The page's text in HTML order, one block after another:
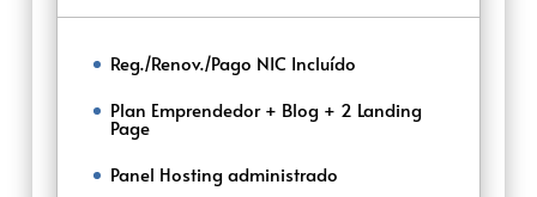
Reg./Renov./Pago NIC Incluído
Plan Emprendedor + Blog + 2 Landing
Page
Panel Hosting administrado